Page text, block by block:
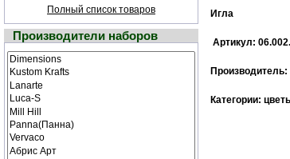
Полный список товаров
Производители наборов
Игла
Артикул:
Категории: